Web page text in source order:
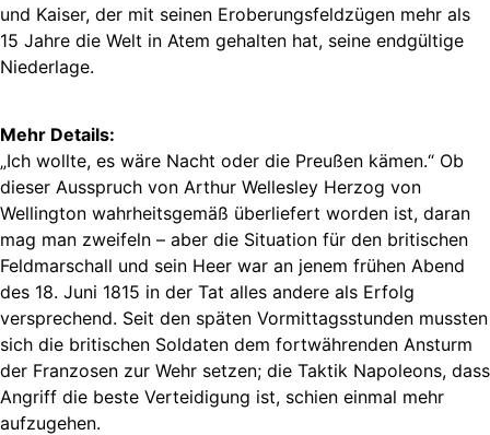
und Kaiser, der mit seinen Eroberungsfeldzügen mehr als
15 Jahre die Welt in Atem gehalten hat, seine endgültige
Niederlage.
Mehr Details:
„Ich wollte, es wäre Nacht oder die Preußen kämen.“ Ob
dieser Ausspruch von Arthur Wellesley Herzog von
Wellington wahrheitsgemäß überliefert worden ist, daran
mag man zweifeln – aber die Situation für den britischen
Feldmarschall und sein Heer war an jenem frühen Abend
des 18. Juni 1815 in der Tat alles andere als Erfolg
versprechend. Seit den späten Vormittagsstunden mussten
sich die britischen Soldaten dem fortwährenden Ansturm
der Franzosen zur Wehr setzen; die Taktik Napoleons, dass
Angriff die beste Verteidigung ist, schien einmal mehr
aufzugehen.